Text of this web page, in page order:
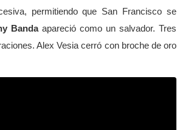
permitiendo que San Francisco se
Bandaapareció como un salvador. Tres
Alex Vesia cerró con broche de oro